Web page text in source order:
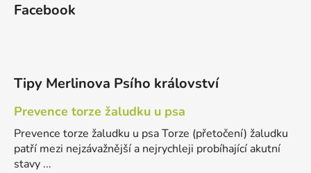
Facebook
Tipy Merlinova Psího království
Prevence torze žaludku u psa
Prevence torze žaludku u psa Torze (přetočení) žaludku
patří mezi nejzávažnější a nejrychleji probíhající akutní
stavy ...